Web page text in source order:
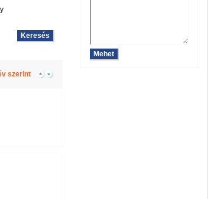
szerint